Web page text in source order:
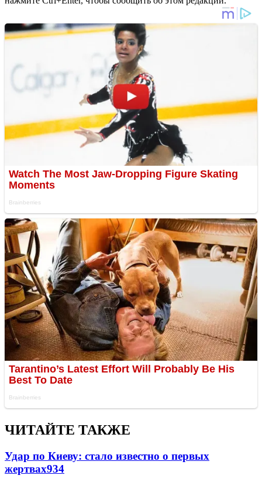
ЧИТАЙТЕ ТАКЖЕ
Удар по Киеву: стало известно о первых
жертвах934